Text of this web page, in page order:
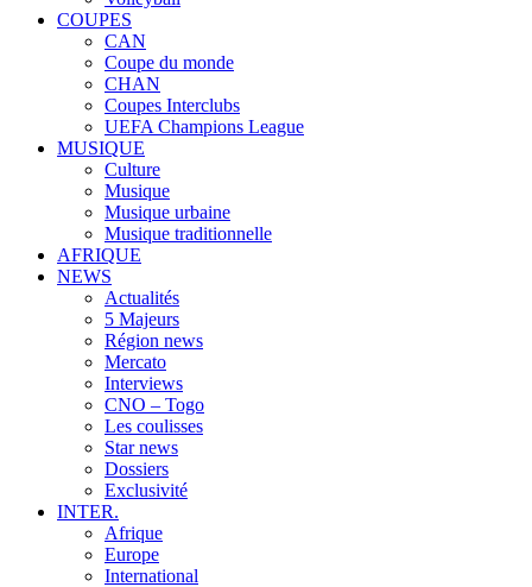
COUPES
CAN
Coupe du monde
CHAN
Coupes Interclubs
UEFA Champions League
MUSIQUE
Culture
Musique
Musique urbaine
Musique traditionnelle
AFRIQUE
NEWS
Actualités
5 Majeurs
Région news
Mercato
Interviews
CNO – Togo
Les coulisses
Star news
Dossiers
Exclusivité
INTER.
Afrique
Europe
International